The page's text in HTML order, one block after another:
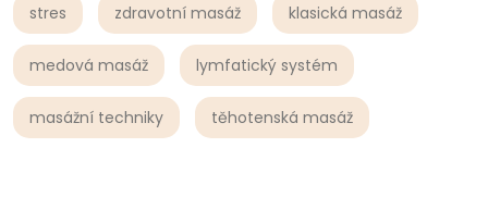
stres zdravotní masáž klasická masáž
medová masáž lymfatický systém
masážní techniky těhotenská masáž